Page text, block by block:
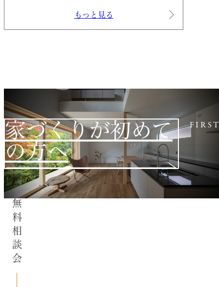
もっと見る
家づくりが初めて
の方へ
無料相談会